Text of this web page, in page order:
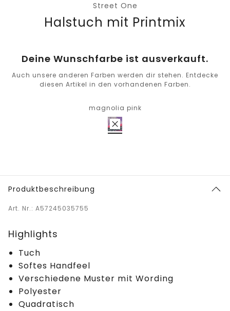
Street One
Halstuch mit Printmix
Deine Wunschfarbe ist ausverkauft.
Auch unsere anderen Farben werden dir stehen. Entdecke
diesen Artikel in den vorhandenen Farben.
magnolia pink
Produktbeschreibung
Art. Nr.: A57245035755
Highlights
Tuch
Softes Handfeel
Verschiedene Muster mit Wording
Polyester
Quadratisch